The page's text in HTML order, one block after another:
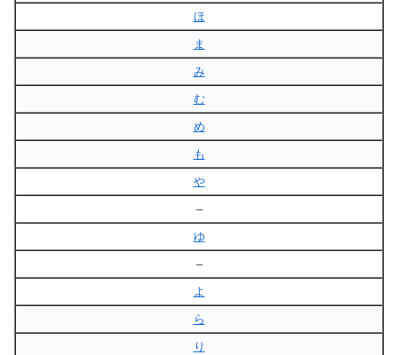
ほ
ま
み
む
め
も
や
–
ゆ
–
よ
ら
り